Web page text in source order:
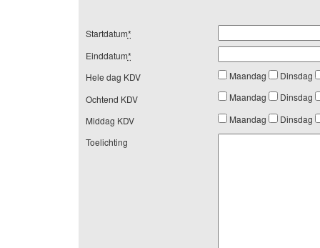
Startdatum*
Einddatum*
Hele dag KDV
Maandag
Dinsdag
Ochtend KDV
Maandag
Dinsdag
Middag KDV
Maandag
Dinsdag
Toelichting